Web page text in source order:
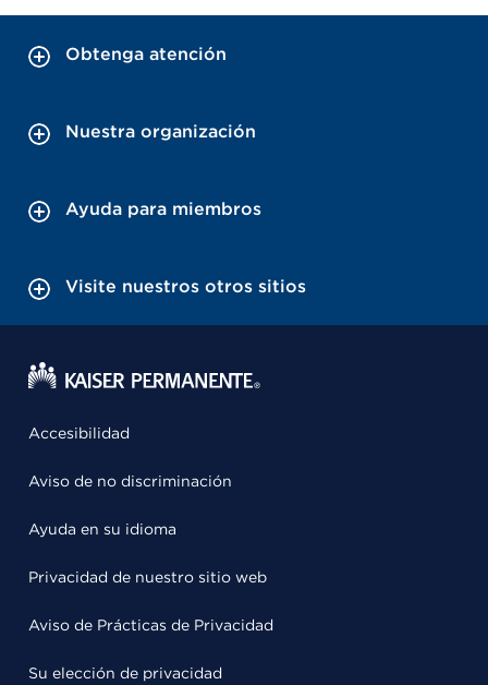
Obtenga atención
Nuestra organización
Ayuda para miembros
Visite nuestros otros sitios
Accesibilidad
Aviso de no discriminación
Ayuda en su idioma
Privacidad de nuestro sitio web
Aviso de Prácticas de Privacidad
Su elección de privacidad